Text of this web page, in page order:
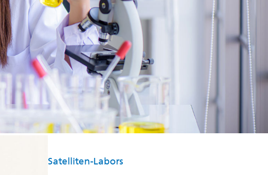
Satelliten-Labors